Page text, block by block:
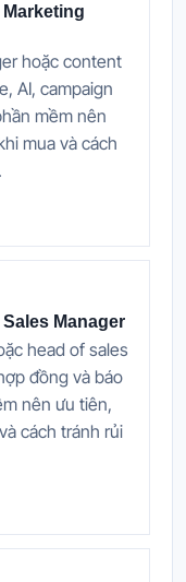
hoặc content
AI, campaign
mềm nên
mua và cách
Manager
head of sales
đồng và báo
nên ưu tiên,
cách tránh rủi